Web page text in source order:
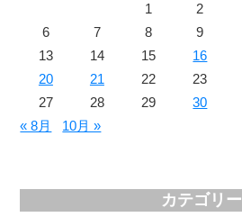
1
2
6
7 8 9
13
14 15 16
20
21 22 23
27
28 29
30
« 8月
10月 »
カテゴリー